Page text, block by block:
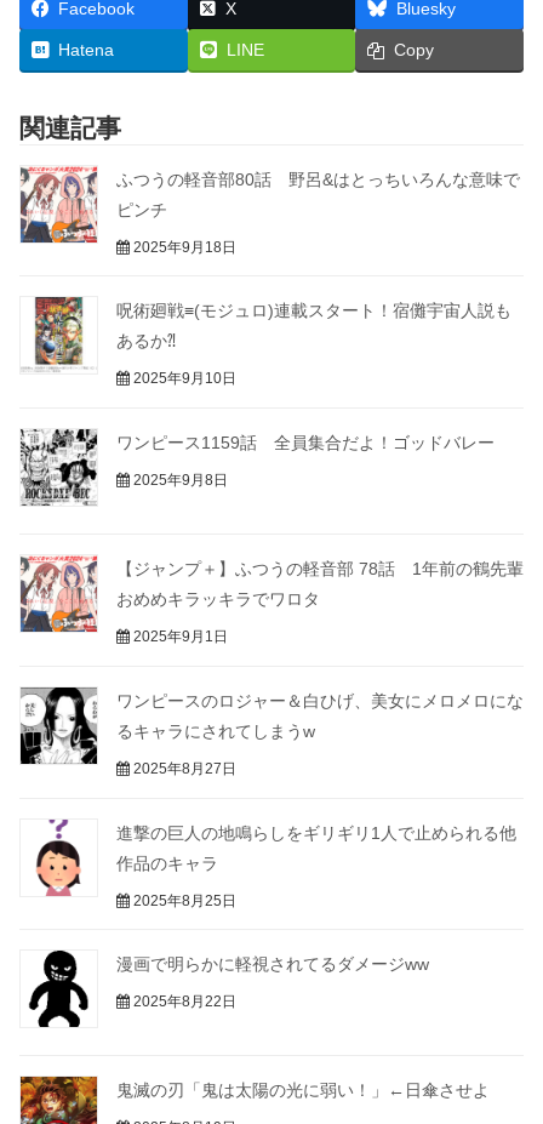
Facebook X Bluesky
Hatena LINE Copy
関連記事
ふつうの軽音部80話 野呂&はとっちいろんな意味で
ピンチ
2025年9月18日
呪術廻戦≡(モジュロ)連載スタート！宿儺宇宙人説も
あるか⁈
2025年9月10日
ワンピース1159話 全員集合だよ！ゴッドバレー
2025年9月8日
【ジャンプ＋】ふつうの軽音部 78話 1年前の鶴先輩
おめめキラッキラでワロタ
2025年9月1日
ワンピースのロジャー＆白ひげ、美女にメロメロにな
るキャラにされてしまうw
2025年8月27日
進撃の巨人の地鳴らしをギリギリ1人で止められる他
作品のキャラ
2025年8月25日
漫画で明らかに軽視されてるダメージww
2025年8月22日
鬼滅の刃「鬼は太陽の光に弱い！」←日傘させよ